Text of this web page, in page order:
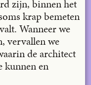
zijn, binnen het
krap bemeten
Wanneer we
vervallen we
de architect
kunnen en